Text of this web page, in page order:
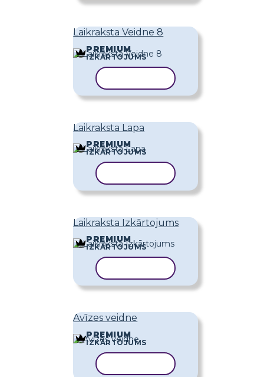
Laikraksta Veidne 8
PREMIUM
IZKĀRTOJUMS
Laikraksta Lapa
PREMIUM
IZKĀRTOJUMS
Laikraksta Izkārtojums
PREMIUM
IZKĀRTOJUMS
Avīzes veidne
PREMIUM
IZKĀRTOJUMS